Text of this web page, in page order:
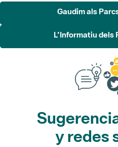
Gaudim als
L'Informatiu dels
y redes